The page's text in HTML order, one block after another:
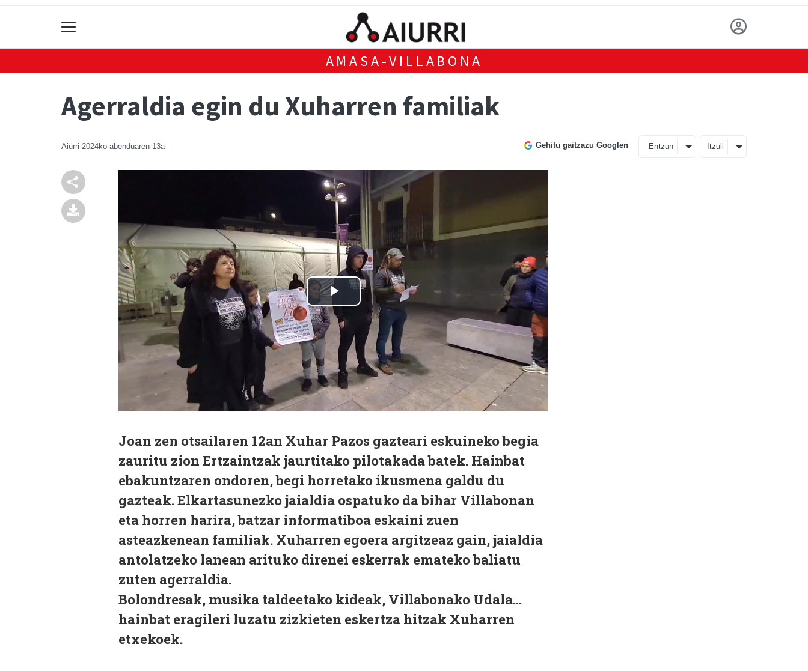
AMASA-VILLABONA
Agerraldia egin du Xuharren familiak
Aiurri 2024ko abenduaren 13a Gehitu gaitzazu Googlen Entzun Itzuli
Joan zen otsailaren 12an Xuhar Pazos gazteari eskuineko begia
zauritu zion Ertzaintzak jaurtitako pilotakada batek. Hainbat
ebakuntzaren ondoren, begi horretako ikusmena galdu du
gazteak. Elkartasunezko jaialdia ospatuko da bihar Villabonan
eta horren harira, batzar informatiboa eskaini zuen
asteazkenean familiak. Xuharren egoera argitzeaz gain, jaialdia
antolatzeko lanean arituko direnei eskerrak emateko baliatu
zuten agerraldia.
Bolondresak, musika taldeetako kideak, Villabonako Udala...
hainbat eragileri luzatu zizkieten eskertza hitzak Xuharren
etxekoek.